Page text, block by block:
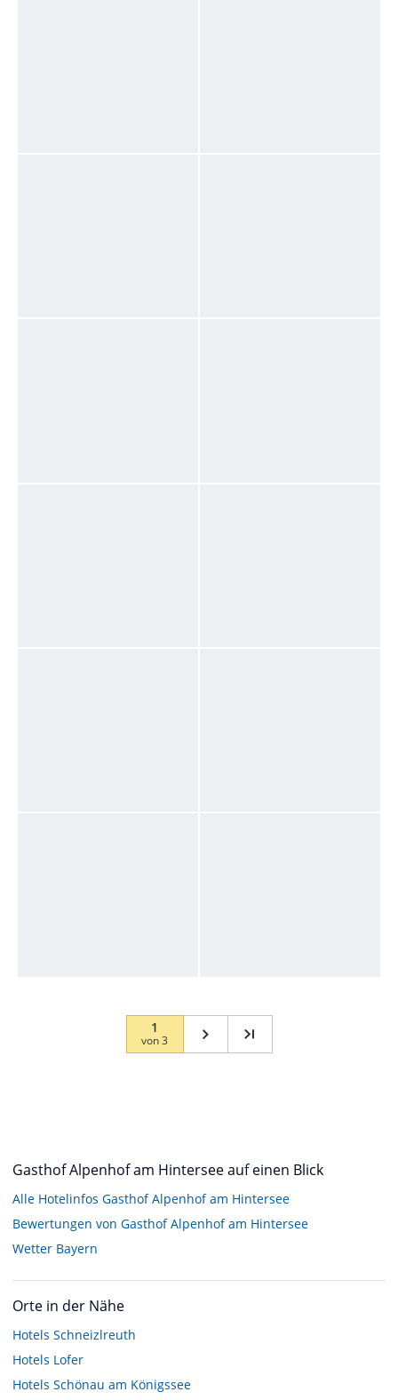
1
von3
Gasthof Alpenhof am Hintersee auf einen Blick
Alle Hotelinfos Gasthof Alpenhof am Hintersee
Bewertungen von Gasthof Alpenhof am Hintersee
Wetter Bayern
Orte in der Nähe
Hotels Schneizlreuth
Hotels Lofer
Hotels Schönau am Königssee